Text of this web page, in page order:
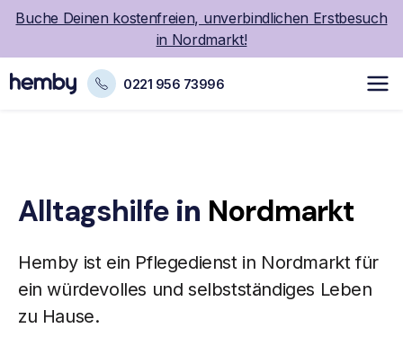
Buche Deinen kostenfreien, unverbindlichen Erstbesuch
in Nordmarkt!
0221 956 73996
Alltagshilfe in Nordmarkt
Hemby ist ein Pflegedienstin Nordmarkt für
ein würdevolles und selbstständiges Leben
zu Hause.